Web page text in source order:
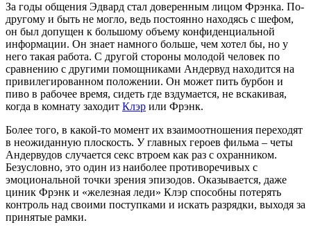
За годы общения Эдвард стал доверенным лицом Фрэнка. По-
другому и быть не могло, ведь постоянно находясь с шефом,
он был допущен к большому объему конфиденциальной
информации. Он знает намного больше, чем хотел бы, но у
него такая работа. С другой стороны молодой человек по
сравнению с другими помощниками Андервуд находится на
привилегированном положении. Он может пить бурбон и
пиво в рабочее время, сидеть где вздумается, не вскакивая,
когда в комнату заходит Клэр или Фрэнк.
Более того, в какой-то момент их взаимоотношения переходят
в неожиданную плоскость. У главных героев фильма – четы
Андервудов случается секс втроем как раз с охранником.
Безусловно, это один из наиболее противоречивых с
эмоциональной точки зрения эпизодов. Оказывается, даже
циник Фрэнк и «железная леди» Клэр способны потерять
контроль над своими поступками и искать разрядки, выходя за
принятые рамки.